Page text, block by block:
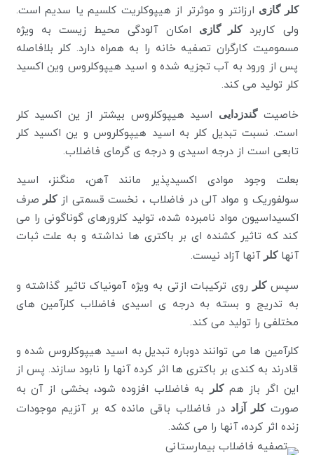
کلر گازی ارزانتر و موثرتر از هیپوکلریت کلسیم یا سدیم است.
ولی کاربردکلر گازی
امکان آلودگی محیط زیست به ویژه
مسمومیت کارگران تصفیه خانه را به همراه دارد. کلر بلافاصله
پس از ورود به آب تجزیه شده و اسید هیپوکلروس وین اکسید
کلر تولید می کند.
خاصیتگندزدایی
اسید هیپوکلروس بیشتر از ین اکسید کلر
است. نسبت تبدیل کلر به اسید هیپوکلروس و ین اکسید کلر
تابعی است از درجه اسیدی و درجه ی گرمای فاضلاب.
بعلت وجود موادی اکسیدپذیر مانند آهن، منگنز، اسید
سولفوریک و مواد آلی در فاضلاب ، نخست قسمتی ازکلر صرف
اکسیداسیون مواد نامبرده شده، تولید کلرورهای گوناگونی را می
کند که تاثیر کشنده ای بر باکتری ها نداشته و به علت ثبات
آنهاکلر آنها آزاد نیست.
سپس کلر روی ترکیبات ازتی به ویژه آمونیاک تاثیر گذاشته و
به تدریج و بسته به درجه ی اسیدی فاضلاب کلرآمین های
مختلفی را تولید می کند.
کلرآمین ها می توانند دوباره تبدیل به اسید هیپوکلروس شده و
قادرند به کندی بر باکتری ها اثر کرده آنها را نابود سازند. پس از
این اگر باز همکلر به فاضلاب افزوده شود، بخشی از آن به
صورتکلر آزاد در فاضلاب باقی مانده که بر آنزیم موجودات
زنده اثر کرده، آنها را می کشد.